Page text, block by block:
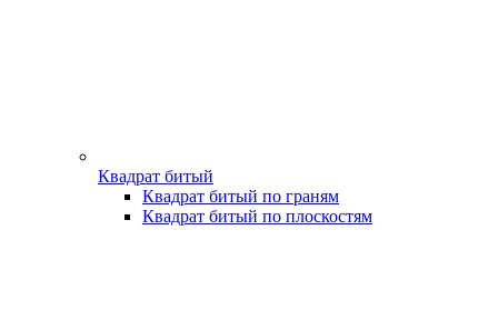
Квадрат битый
Квадрат битый по граням
Квадрат битый по плоскостям